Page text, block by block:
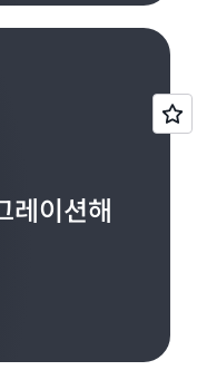
레이션해